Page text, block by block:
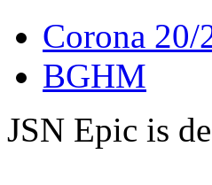
Corona 20/
BGHM
JSN Epic is